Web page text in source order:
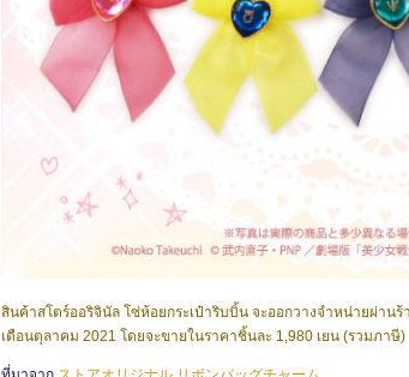
สินค้าสโตร์ออริจินัล โซ่ห้อยกระเป๋าริบบิ้น จะออกวางจำหน่ายผ่าน
เดือนตุลาคม 2021 โดยจะขายในราคาชิ้นละ 1,980 เยน (รวมภาษี)